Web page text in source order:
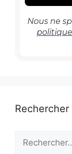
Nous ne